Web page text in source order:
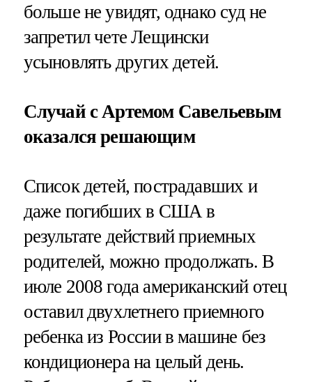
больше не увидят, однако суд не
запретил чете Лещински
усыновлять других детей.
Случай с Артемом Савельевым
оказался решающим
Список детей, пострадавших и
даже погибших в США в
результате действий приемных
родителей, можно продолжать. В
июле 2008 года американский отец
оставил двухлетнего приемного
ребенка из России в машине без
кондиционера на целый день.